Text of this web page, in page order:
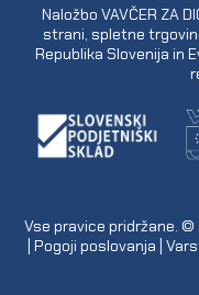
Naložbo VAVČER ZA
strani, spletne
Republika Slovenija in
Vse pravice pridržane. ©
Pogoji poslovanja